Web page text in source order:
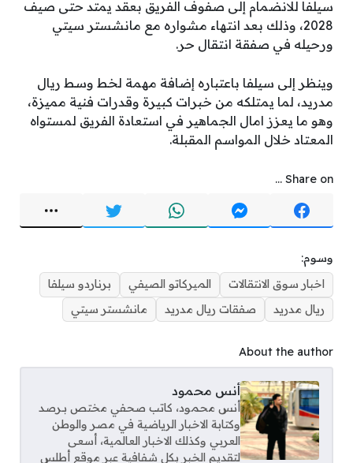
سيلفا للانضمام إلى صفوف الفريق بعقد يمتد حتى صيف
2028، وذلك بعد انتهاء مشواره مع مانشستر سيتي
ورحيله في صفقة انتقال حر.
وينظر إلى سيلفا باعتباره إضافة مهمة لخط وسط ريال
مدريد، لما يمتلكه من خبرات كبيرة وقدرات فنية مميزة،
وهو ما يعزز امال الجماهير في استعادة الفريق لمستواه
المعتاد خلال المواسم المقبلة.
Share on ...
وسوم:
اخبار سوق الانتقالات
الميركاتو الصيفي
برناردو سيلفا
ريال مدريد
صفقات ريال مدريد مانشستر سيتي
About the author
أنس محمود
أنس محمود، كاتب صحفي مختص بـرصد
وكتابة الاخبار الرياضية في مصر والوطن
العربي وكذلك الاخبار العالمية، أسعى
لتقديم الخبر بكل شفافية عبر موقع أطلس